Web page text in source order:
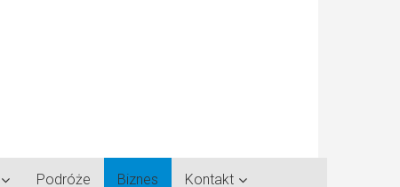
Podróże Biznes Kontakt